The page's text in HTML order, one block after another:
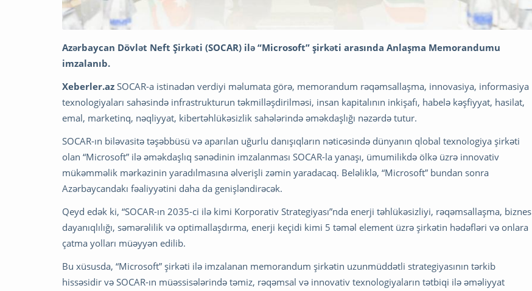
Azərbaycan Dövlət Neft Şirkəti (SOCAR) ilə “Microsoft” şirkəti arasında Anlaşma Memorandumu
imzalanıb.
Xeberler.az SOCAR-a istinadən verdiyi məlumata görə, memorandum rəqəmsallaşma, innovasiya, informasiya
texnologiyaları sahəsində infrastrukturun təkmilləşdirilməsi, insan kapitalının inkişafı, habelə kəşfiyyat, hasilat,
emal, marketinq, nəqliyyat, kibertəhlükəsizlik sahələrində əməkdaşlığı nəzərdə tutur.
SOCAR-ın biləvasitə təşəbbüsü və aparılan uğurlu danışıqların nəticəsində dünyanın qlobal texnologiya şirkəti
olan “Microsoft” ilə əməkdaşlıq sənədinin imzalanması SOCAR-la yanaşı, ümumilikdə ölkə üzrə innovativ
mükəmməlik mərkəzinin yaradılmasına əlverişli zəmin yaradacaq. Beləliklə, “Microsoft” bundan sonra
Azərbaycandakı fəaliyyətini daha da genişləndirəcək.
Qeyd edək ki, “SOCAR-ın 2035-ci ilə kimi Korporativ Strategiyası”nda enerji təhlükəsizliyi, rəqəmsallaşma, biznes
dayanıqlılığı, səmərəlilik və optimallaşdırma, enerji keçidi kimi 5 təməl element üzrə şirkətin hədəfləri və onlara
çatma yolları müəyyən edilib.
Bu xüsusda, “Microsoft” şirkəti ilə imzalanan memorandum şirkətin uzunmüddətli strategiyasının tərkib
hissəsidir və SOCAR-ın müəssisələrində təmiz, rəqəmsal və innovativ texnologiyaların tətbiqi ilə əməliyyat